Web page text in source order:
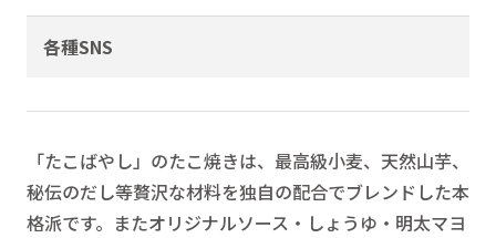
各種SNS
「たこばやし」のたこ焼きは、最高級小麦、天然山芋、
秘伝のだし等贅沢な材料を独自の配合でブレンドした本
格派です。またオリジナルソース・しょうゆ・明太マヨ